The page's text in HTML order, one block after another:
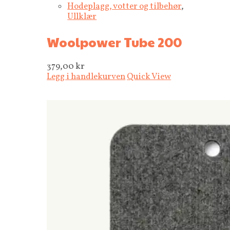
Hodeplagg, votter og tilbehør,
Ullklær
Woolpower Tube 200
379,00kr
Legg i handlekurvenQuick View